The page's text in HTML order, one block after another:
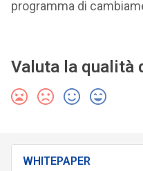
programma di
Valuta la qualità
WHITEPAPER